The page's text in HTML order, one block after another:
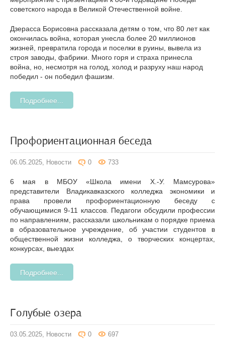
советского народа в Великой Отечественной войне.
Дзерасса Борисовна рассказала детям о том, что 80 лет как
окончилась война, которая унесла более 20 миллионов
жизней, превратила города и поселки в руины, вывела из
строя заводы, фабрики. Много горя и страха принесла
война, но, несмотря на голод, холод и разруху наш народ
победил - он победил фашизм.
Подробнее...
Профориентационная беседа
06.05.2025, Новости 0 733
6 мая в МБОУ «Школа имени Х.-У. Мамсурова»
представители Владикавказского колледжа экономики и
права провели профориентационную беседу с
обучающимися 9-11 классов. Педагоги обсудили профессии
по направлениям, рассказали школьникам о порядке приема
в образовательное учреждение, об участии студентов в
общественной жизни колледжа, о творческих концертах,
конкурсах, выездах
Подробнее...
Голубые озера
03.05.2025, Новости 0 697